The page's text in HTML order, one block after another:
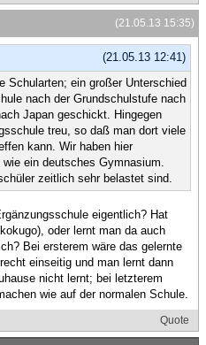
(21.05.13 15:35)
(21.05.13 12:41)
Schularten; ein großer Unterschied
nach der Grundschulstufe nach
Japan geschickt. Hingegen
treu, so daß man dort viele
kann. Wir haben hier
ein deutsches Gymnasium.
zeitlich sehr belastet sind.
eigentlich? Hat
oder lernt man da auch
Bei ersterem wäre das gelernte
einseitig und man lernt dann
nicht lernt; bei letzterem
wie auf der normalen Schule.
Quote